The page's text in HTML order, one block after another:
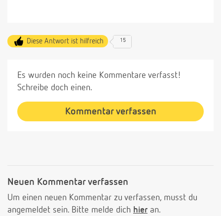
Diese Antwort ist hilfreich 15
Es wurden noch keine Kommentare verfasst!
Schreibe doch einen.
Kommentar verfassen
Neuen Kommentar verfassen
Um einen neuen Kommentar zu verfassen, musst du
angemeldet sein. Bitte melde dich hier an.